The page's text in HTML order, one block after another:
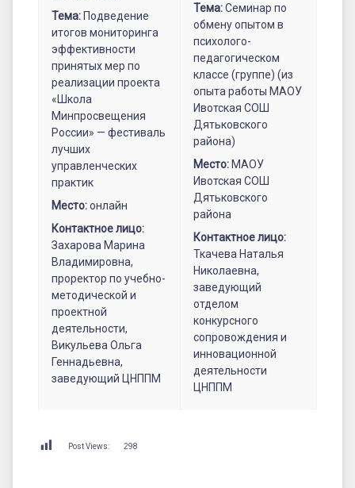
Тема: Подведение
итогов мониторинга
эффективности
принятых мер по
реализации проекта
«Школа
Минпросвещения
России» — фестиваль
лучших
управленческих
практик
Место:онлайн
Контактное лицо:
Захарова Марина
Владимировна,
проректор по учебно-
методической и
проектной
деятельности,
Викульева Ольга
Геннадьевна,
заведующий ЦНППМ
Тема:Семинар по
обмену опытом в
психолого-
педагогическом
классе (группе) (из
опыта работы МАОУ
Ивотская СОШ
Дятьковского
района)
Место: МАОУ
Ивотская СОШ
Дятьковского
района
Контактное лицо:
Ткачева Наталья
Николаевна,
заведующий
отделом
конкурсного
сопровождения и
инновационной
деятельности
ЦНППМ
Post Views: 298